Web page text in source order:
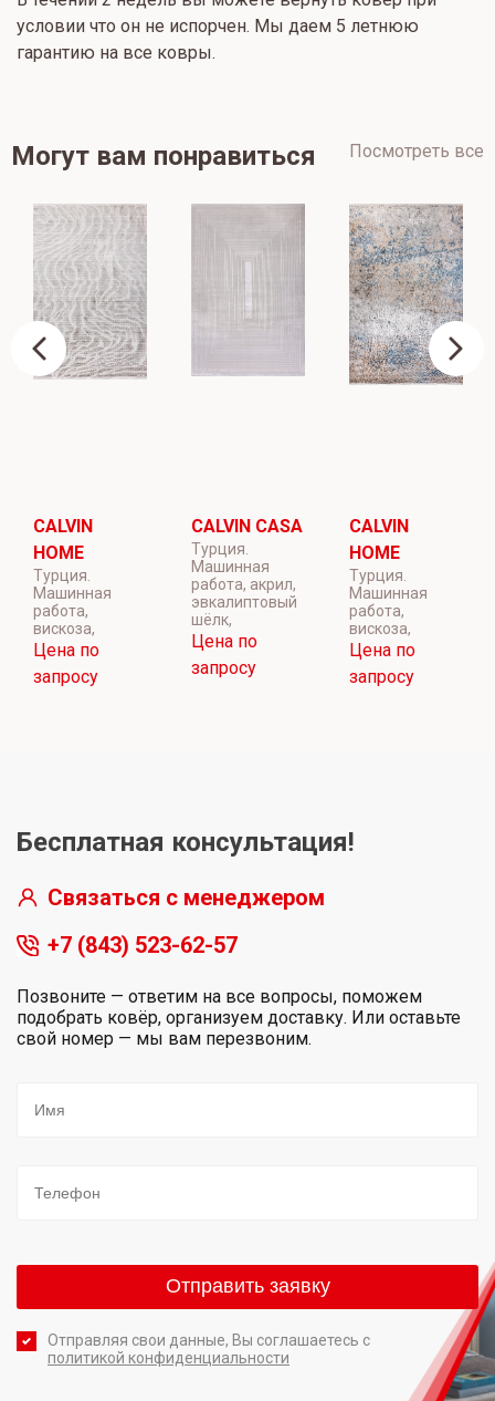
условии что он не испорчен. Мы даем 5 летнюю
гарантию на все ковры.
Могут вам понравиться Посмотреть все
CALVIN
HOME
Турция.
Машинная
работа,
вискоза,
Цена по
запросу
CALVIN CASA
Турция.
Машинная
работа, акрил,
эвкалиптовый
шёлк,
Цена по
запросу
CALVIN
HOME
Турция.
Машинная
работа,
вискоза,
Цена по
запросу
Бесплатная консультация!
Связаться с менеджером
+7 (843) 523-62-57
Позвоните — ответим на все вопросы, поможем
подобрать ковёр, организуем доставку. Или оставьте
свой номер — мы вам перезвоним.
Отправляя свои данные, Вы соглашаетесь с
политикой конфиденциальности